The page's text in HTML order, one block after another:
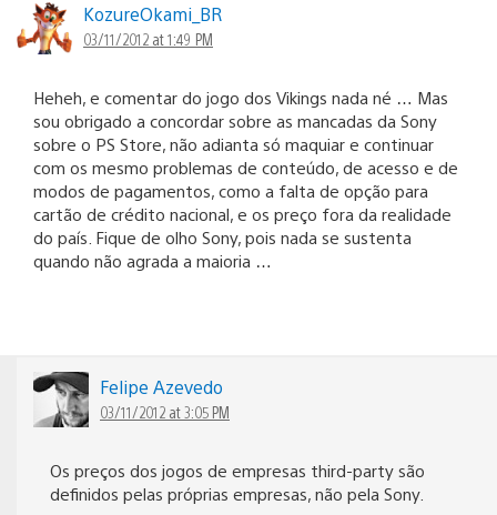
KozureOkami_BR
03/11/2012 at 1:49 PM
Heheh, e comentar do jogo dos Vikings nada né … Mas
sou obrigado a concordar sobre as mancadas da Sony
sobre o PS Store, não adianta só maquiar e continuar
com os mesmo problemas de conteúdo, de acesso e de
modos de pagamentos, como a falta de opção para
cartão de crédito nacional, e os preço fora da realidade
do país. Fique de olho Sony, pois nada se sustenta
quando não agrada a maioria …
Felipe Azevedo
03/11/2012 at 3:05 PM
Os preços dos jogos de empresas third-party são
definidos pelas próprias empresas, não pela Sony.